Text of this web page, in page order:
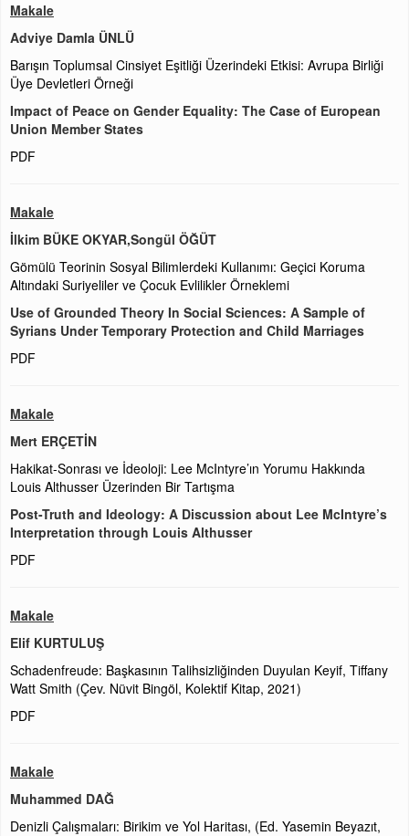
Makale
Adviye Damla ÜNLÜ
Barışın Toplumsal Cinsiyet Eşitliği Üzerindeki Etkisi: Avrupa Birliği
Üye Devletleri Örneği
Impact of Peace on Gender Equality: The Case of European
Union Member States
PDF
Makale
İlkim BÜKE OKYAR,Songül ÖĞÜT
Gömülü Teorinin Sosyal Bilimlerdeki Kullanımı: Geçici Koruma
Altındaki Suriyeliler ve Çocuk Evlilikler Örneklemi
Use of Grounded Theory In Social Sciences: A Sample of
Syrians Under Temporary Protection and Child Marriages
PDF
Makale
Mert ERÇETİN
Hakikat-Sonrası ve İdeoloji: Lee McIntyre’ın Yorumu Hakkında
Louis Althusser Üzerinden Bir Tartışma
Post-Truth and Ideology: A Discussion about Lee McIntyre’s
Interpretation through Louis Althusser
PDF
Makale
Elif KURTULUŞ
Schadenfreude: Başkasının Talihsizliğinden Duyulan Keyif, Tiffany
Watt Smith (Çev. Nüvit Bingöl, Kolektif Kitap, 2021)
PDF
Makale
Muhammed DAĞ
Denizli Çalışmaları: Birikim ve Yol Haritası, (Ed. Yasemin Beyazıt,